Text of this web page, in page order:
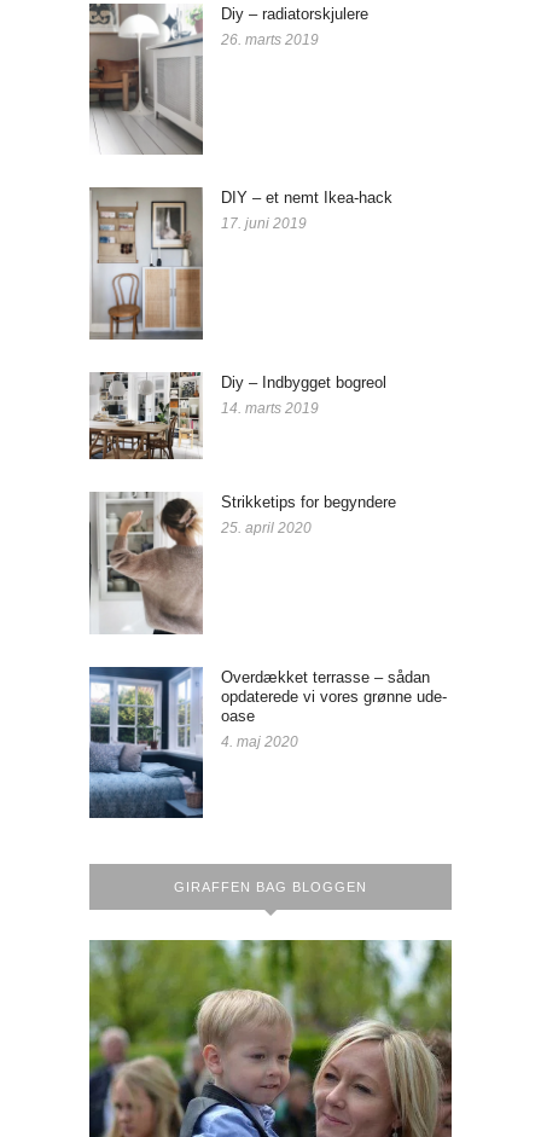
Diy – radiatorskjulere
26. marts 2019
DIY – et nemt Ikea-hack
17. juni 2019
Diy – Indbygget bogreol
14. marts 2019
Strikketips for begyndere
25. april 2020
Overdækket terrasse – sådan
opdaterede vi vores grønne ude-
oase
4. maj 2020
GIRAFFEN BAG BLOGGEN